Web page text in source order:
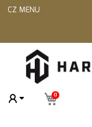
0
CZ MENU